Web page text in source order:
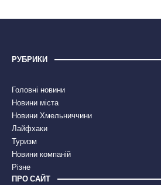
РУБРИКИ
Головні новини
Новини міста
Новини Хмельниччини
Лайфхаки
Туризм
Новини компаній
Різне
ПРО САЙТ